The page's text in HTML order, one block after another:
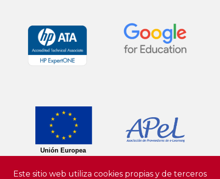
Este sitio web utiliza cookies propias y de terceros